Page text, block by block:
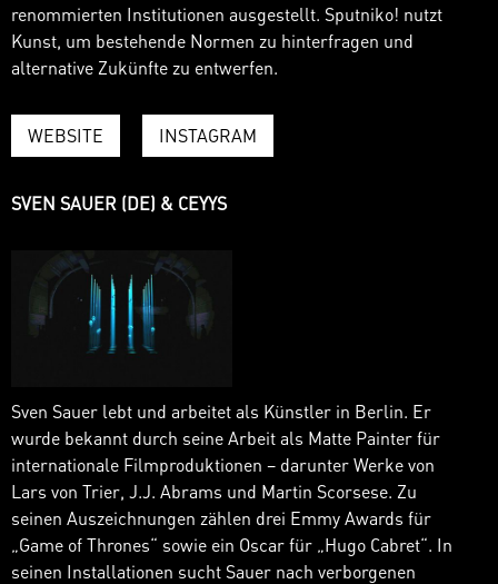
renommierten Institutionen ausgestellt. Sputniko! nutzt
Kunst, um bestehende Normen zu hinterfragen und
alternative Zukünfte zu entwerfen.
WEBSITE INSTAGRAM
SVEN SAUER (DE) & CEYYS
Sven Sauer lebt und arbeitet als Künstler in Berlin. Er
wurde bekannt durch seine Arbeit als Matte Painter für
internationale Filmproduktionen – darunter Werke von
Lars von Trier, J.J. Abrams und Martin Scorsese. Zu
seinen Auszeichnungen zählen drei Emmy Awards für
„Game of Thrones“ sowie ein Oscar für „Hugo Cabret“. In
seinen Installationen sucht Sauer nach verborgenen